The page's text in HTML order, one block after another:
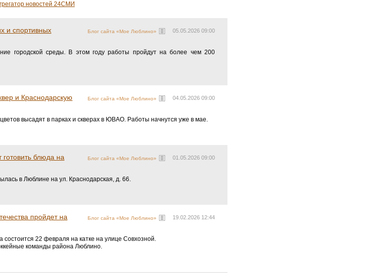
новостей 24СМИ
05.05.2026 09:00
Блог сайта «Мое Люблино»
и спортивных
городской среды. В этом году работы пройдут на более чем 200
04.05.2026 09:00
Блог сайта «Мое Люблино»
и Краснодарскую
высадят в парках и скверах в ЮВАО. Работы начнутся уже в мае.
01.05.2026 09:00
Блог сайта «Мое Люблино»
блюда на
в Люблине на ул. Краснодарская, д. 66.
19.02.2026 12:44
Блог сайта «Мое Люблино»
пройдет на
состоится 22 февраля на катке на улице Совхозной.
команды района Люблино.